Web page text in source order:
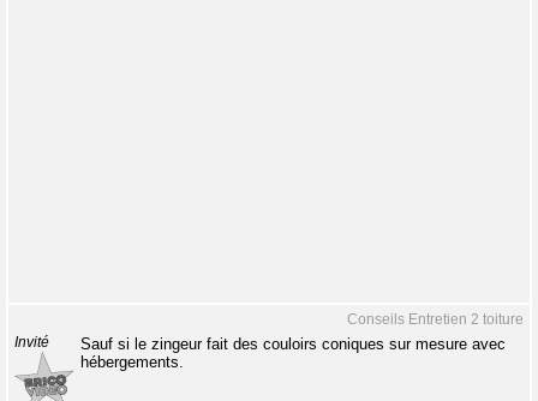
Conseils Entretien 2 toiture
Invité
Sauf si le zingeur fait des couloirs coniques sur mesure avec
hébergements.